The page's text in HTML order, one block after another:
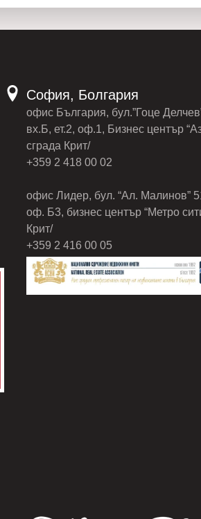
София, Болгария
офис България, бул.”Гоце
вх.Б, ет.2, оф.1, Бизнес център
сграда Крит/
+359 2 418 00 02
офис Лидер, бул. “Ал. Малинов”
оф. Б3, бизнес център “Метро
Крит/
+359 2 416 00 05